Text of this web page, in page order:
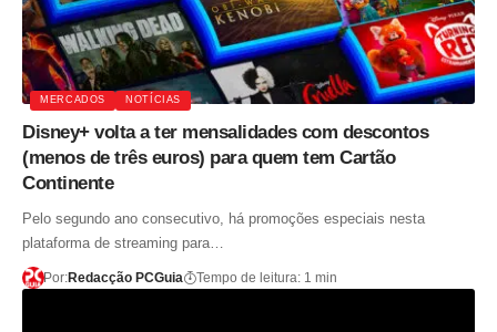
MERCADOS NOTÍCIAS
Disney+ volta a ter mensalidades com descontos
(menos de três euros) para quem tem Cartão
Continente
Pelo segundo ano consecutivo, há promoções especiais nesta
plataforma de streaming para…
Por:Redacção PCGuia Tempo de leitura: 1 min